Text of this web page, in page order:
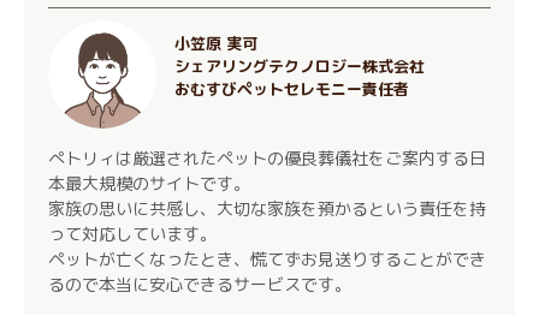
小笠原 実可
シェアリングテクノロジー株式会社
おむすびペットセレモニー責任者
ぺトリィは厳選されたペットの優良葬儀社をご案内する日
本最大規模のサイトです。
家族の思いに共感し、大切な家族を預かるという責任を持
って対応しています。
ペットが亡くなったとき、慌てずお見送りすることができ
るので本当に安心できるサービスです。